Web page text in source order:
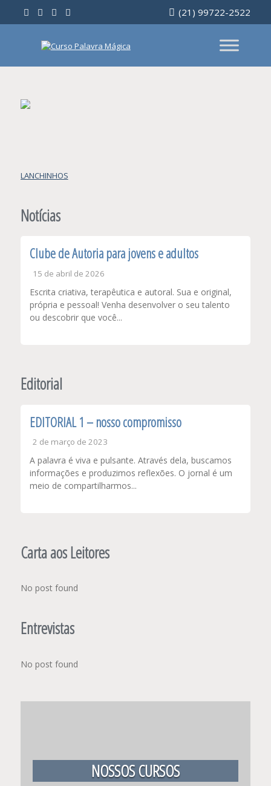
o
(21) 99722-2522
Navegação
Post
LANCHINHOS
Notícias
Clube de Autoria para jovens e adultos
15 de abril de 2026
Escrita criativa, terapêutica e autoral. Sua e original,
própria e pessoal! Venha desenvolver o seu talento
ou descobrir que você...
Editorial
EDITORIAL 1 – nosso compromisso
2 de março de 2023
A palavra é viva e pulsante. Através dela, buscamos
informações e produzimos reflexões. O jornal é um
meio de compartilharmos...
Carta aos Leitores
No post found
Entrevistas
No post found
NOSSOS CURSOS